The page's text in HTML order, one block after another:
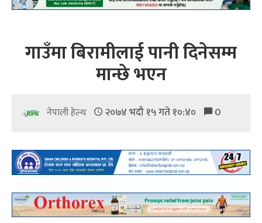
गाउँमा बिरामीलाई पानी दिनेसम्म
मान्छे भएन
नेपाली हेल्थ २०७४ भदौ १५ गते १०:४० 0